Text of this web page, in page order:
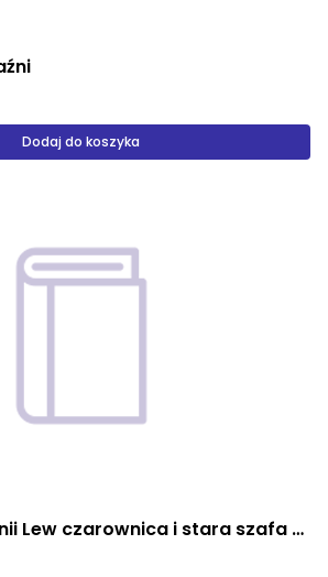
Dodaj do koszyka
Opowieści z Narnii Lew czarownica i stara szafa Powrót Aslana